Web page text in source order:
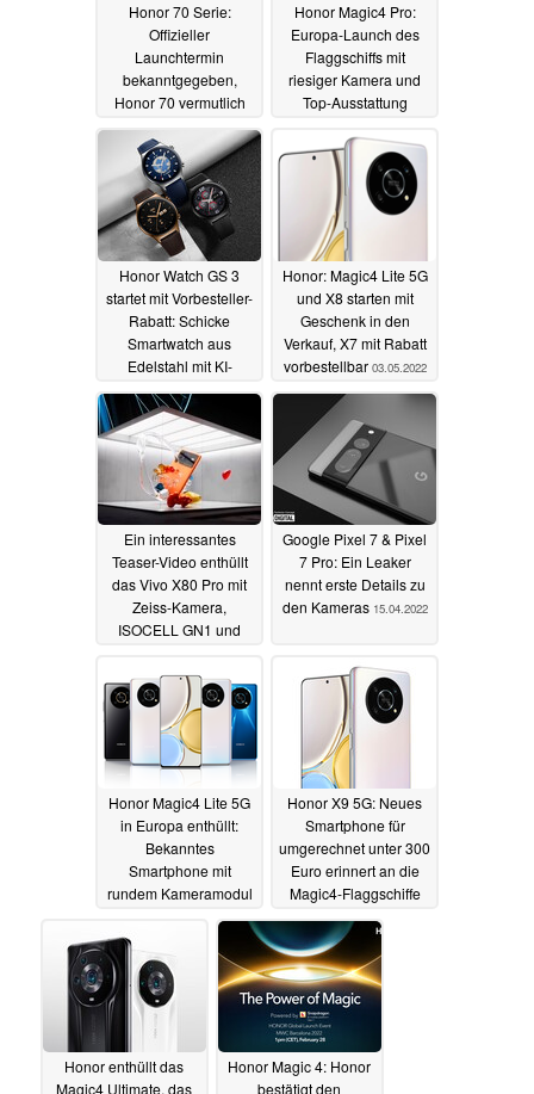
Honor 70 Serie:
Offizieller
Launchtermin
bekanntgegeben,
Honor 70 vermutlich
mit noch
unveröffentlichtem
Chipsatz18.05.2022
Honor Magic4 Pro:
Europa-Launch des
Flaggschiffs mit
riesiger Kamera und
Top-Ausstattung
04.05.2022
Honor Watch GS 3
startet mit Vorbesteller-
Rabatt: Schicke
Smartwatch aus
Edelstahl mit KI-
Engine, SpO2 und 14
Tage Akku04.05.2022
Honor: Magic4 Lite 5G
und X8 starten mit
Geschenk in den
Verkauf, X7 mit Rabatt
vorbestellbar 03.05.2022
Ein interessantes
Teaser-Video enthüllt
das Vivo X80 Pro mit
Zeiss-Kamera,
ISOCELL GN1 und
18.04.2022
Google Pixel 7 & Pixel
7 Pro: Ein Leaker
nennt erste Details zu
den Kameras 15.04.2022
Honor Magic4 Lite 5G
in Europa enthüllt:
Bekanntes
Smartphone mit
rundem Kameramodul
SuperCharge
Honor X9 5G: Neues
Smartphone für
umgerechnet unter 300
Euro erinnert an die
Magic4-Flaggschiffe
29.03.2022
Honor enthüllt das
Magic4 Ultimate, das
Honor Magic 4: Honor
bestätigt den